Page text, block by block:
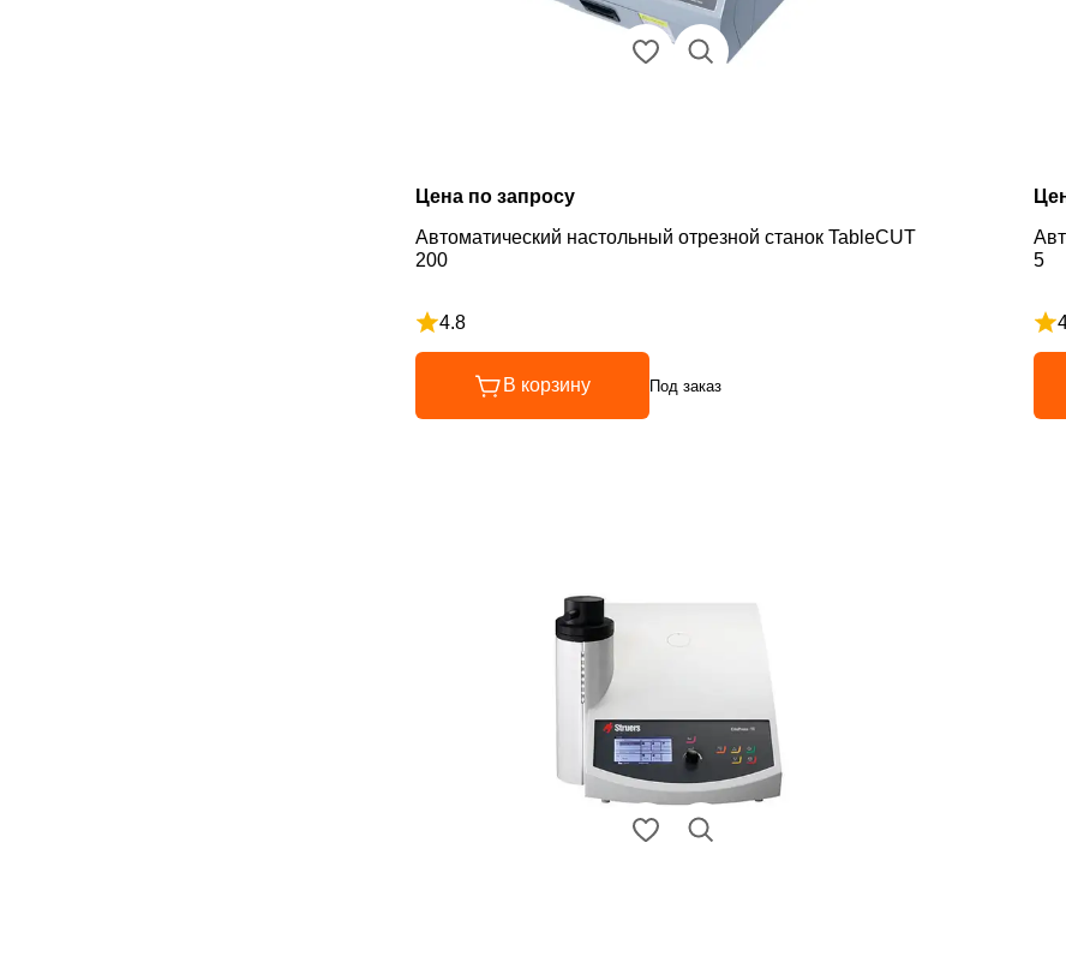
Цена по запросу
Автоматический настольный отрезной станок TableCUT
200
4.8
Рейтинг 4.8 из 5
В корзину Под заказ
5